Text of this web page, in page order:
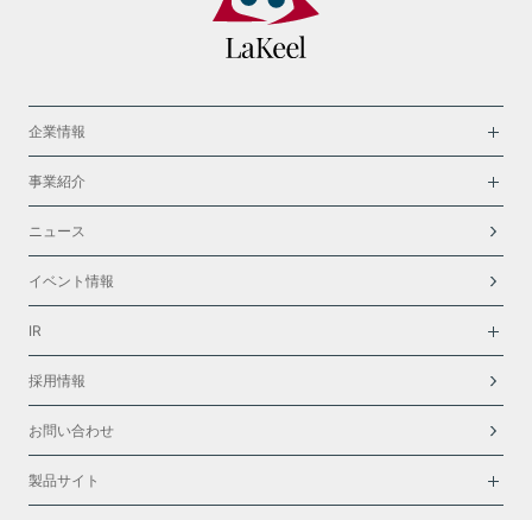
企業情報
事業紹介
ニュース
イベント情報
IR
採用情報
お問い合わせ
製品サイト